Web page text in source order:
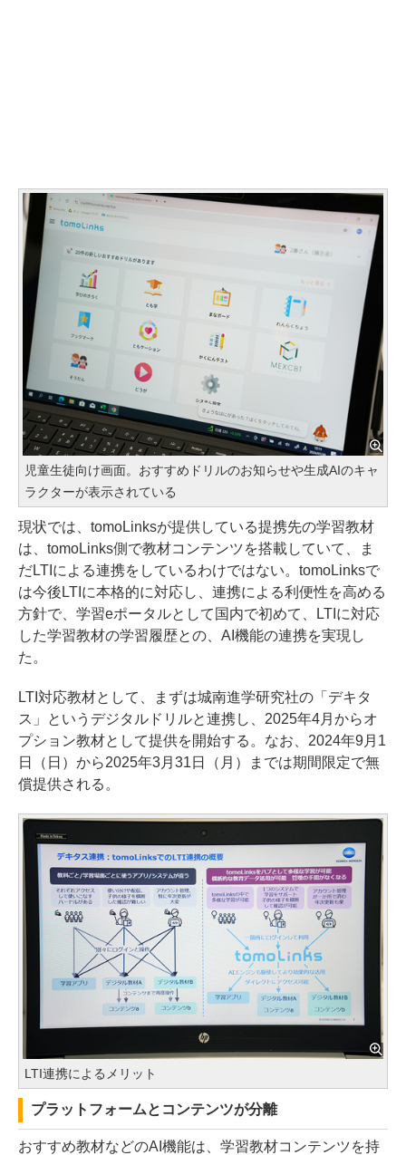
児童生徒向け画面。おすすめドリルのお知らせや生成AIのキャ
ラクターが表示されている
現状では、tomoLinksが提供している提携先の学習教材
は、tomoLinks側で教材コンテンツを搭載していて、ま
だLTIによる連携をしているわけではない。tomoLinksで
は今後LTIに本格的に対応し、連携による利便性を高める
方針で、学習eポータルとして国内で初めて、LTIに対応
した学習教材の学習履歴との、AI機能の連携を実現し
た。
LTI対応教材として、まずは城南進学研究社の「デキタ
ス」というデジタルドリルと連携し、2025年4月からオ
プション教材として提供を開始する。なお、2024年9月1
日（日）から2025年3月31日（月）までは期間限定で無
償提供される。
LTI連携によるメリット
プラットフォームとコンテンツが分離
おすすめ教材などのAI機能は、学習教材コンテンツを持